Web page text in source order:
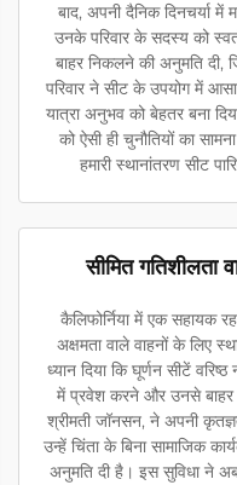
बाद, अपनी दैनिक दिनचर्या में
उनके परिवार के सदस्य को
बाहर निकलने की अनुमति दी,
परिवार ने सीट के उपयोग में
यात्रा अनुभव को बेहतर बना
को ऐसी ही चुनौतियों का
हमारी स्थानांतरण सीट
सीमित गतिशीलता
कैलिफोर्निया में एक सहायक
अक्षमता वाले वाहनों के लिए
ध्यान दिया कि घूर्णन सीटें
में प्रवेश करने और उनसे बाहर
श्रीमती जॉनसन, ने अपनी
उन्हें चिंता के बिना सामाजिक
अनुमति दी है। इस सुविधा ने अब